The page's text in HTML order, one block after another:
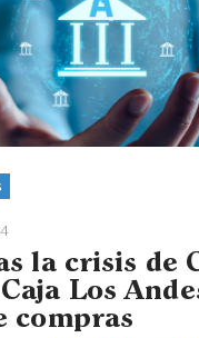
Finanzas
la crisis de
Los
compras